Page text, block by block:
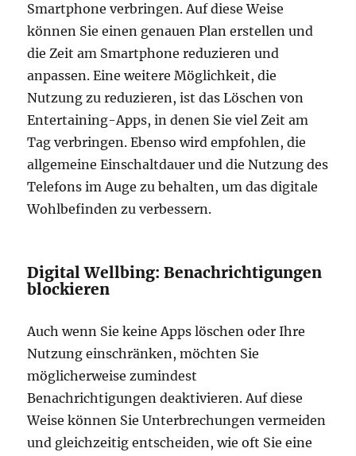
Smartphone verbringen. Auf diese Weise
können Sie einen genauen Plan erstellen und
die Zeit am Smartphone reduzieren und
anpassen. Eine weitere Möglichkeit, die
Nutzung zu reduzieren, ist das Löschen von
Entertaining-Apps, in denen Sie viel Zeit am
Tag verbringen. Ebenso wird empfohlen, die
allgemeine Einschaltdauer und die Nutzung des
Telefons im Auge zu behalten, um das digitale
Wohlbefinden zu verbessern.
Digital Wellbing: Benachrichtigungen
blockieren
Auch wenn Sie keine Apps löschen oder Ihre
Nutzung einschränken, möchten Sie
möglicherweise zumindest
Benachrichtigungen deaktivieren. Auf diese
Weise können Sie Unterbrechungen vermeiden
und gleichzeitig entscheiden, wie oft Sie eine